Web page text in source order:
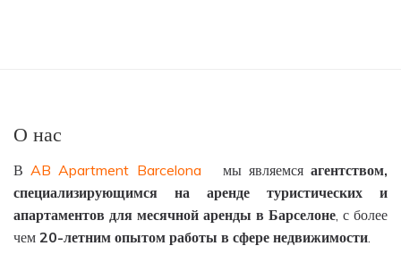
О нас
ВAB Apartment Barcelona мы являемсяагентством,
специализирующимся
на аренде туристических
и
апартаментов для месячной аренды в Барселоне, с более
чем 20-летним опытом работы в сфере недвижимости.